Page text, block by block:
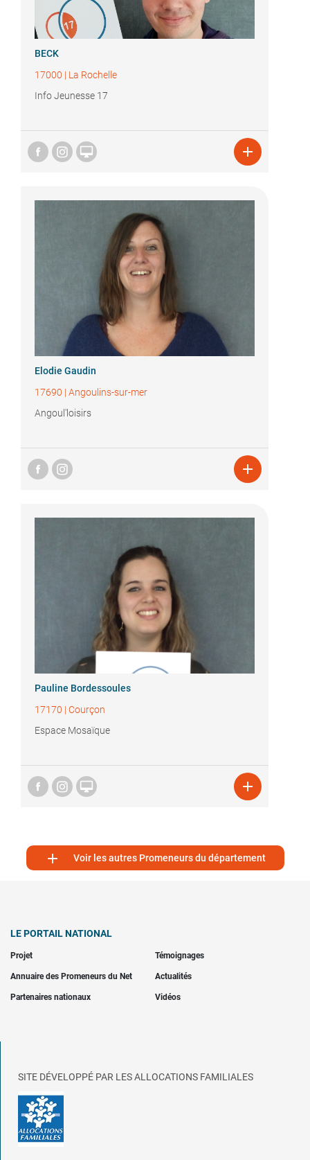
BECK
17000 | La Rochelle
Info Jeunesse 17
 
Elodie Gaudin
17690 | Angoulins-sur-mer
Angoul'loisirs

Pauline Bordessoules
17170 | Courçon
Espace Mosaïque
 
 Voir les autres Promeneurs du département
LE PORTAIL NATIONAL
Projet Témoignages
Annuaire des Promeneurs du Net Actualités
Partenaires nationaux Vidéos
SITE DÉVELOPPÉ PAR LES ALLOCATIONS FAMILIALES